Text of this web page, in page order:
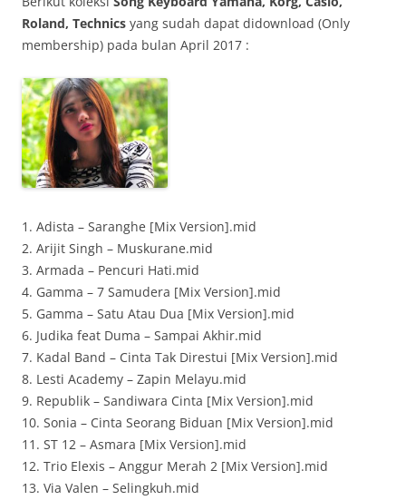
Roland, Technics yang sudah dapat didownload (Only
membership) pada bulan April 2017 :
1. Adista – Saranghe [Mix Version].mid
2. Arijit Singh – Muskurane.mid
3. Armada – Pencuri Hati.mid
4. Gamma – 7 Samudera [Mix Version].mid
5. Gamma – Satu Atau Dua [Mix Version].mid
6. Judika feat Duma – Sampai Akhir.mid
7. Kadal Band – Cinta Tak Direstui [Mix Version].mid
8. Lesti Academy – Zapin Melayu.mid
9. Republik – Sandiwara Cinta [Mix Version].mid
10. Sonia – Cinta Seorang Biduan [Mix Version].mid
11. ST 12 – Asmara [Mix Version].mid
12. Trio Elexis – Anggur Merah 2 [Mix Version].mid
13. Via Valen – Selingkuh.mid